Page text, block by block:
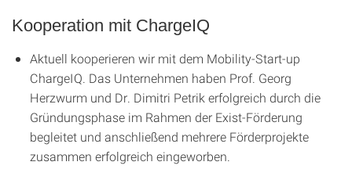
Kooperation mit ChargeIQ
Aktuell kooperieren wir mit dem Mobility-Start-up
ChargeIQ. Das Unternehmen haben Prof. Georg
Herzwurm und Dr. Dimitri Petrik erfolgreich durch die
Gründungsphase im Rahmen der Exist-Förderung
begleitet und anschließend mehrere Förderprojekte
zusammen erfolgreich eingeworben.